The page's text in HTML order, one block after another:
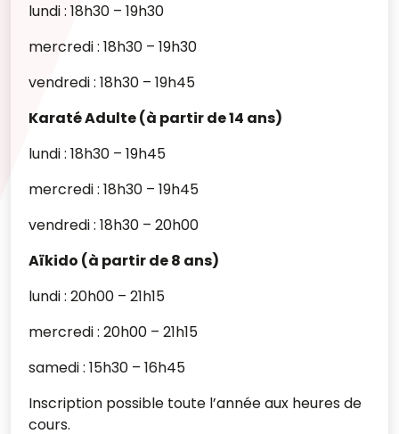
lundi : 18h30 – 19h30
mercredi : 18h30 – 19h30
vendredi : 18h30 – 19h45
Karaté Adulte (à partir de 14 ans)
lundi : 18h30 – 19h45
mercredi : 18h30 – 19h45
vendredi : 18h30 – 20h00
Aïkido (à partir de 8 ans)
lundi : 20h00 – 21h15
mercredi : 20h00 – 21h15
samedi : 15h30 – 16h45
Inscription possible toute l’année aux heures de
cours.